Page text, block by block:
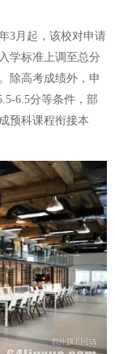
3月起，该校对申请
学标准上调至总分
除高考成绩外，申
6.5分等条件，部
预科课程衔接本